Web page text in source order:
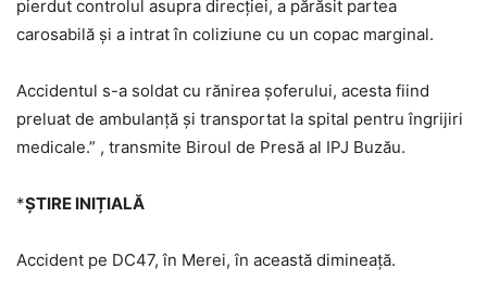
pierdut controlul asupra direcției, a părăsit partea
carosabilă și a intrat în coliziune cu un copac marginal.
Accidentul s-a soldat cu rănirea șoferului, acesta fiind
preluat de ambulanță și transportat la spital pentru îngrijiri
medicale.” , transmite Biroul de Presă al IPJ Buzău.
*ȘTIRE INIȚIALĂ
Accident pe DC47, în Merei, în această dimineață.